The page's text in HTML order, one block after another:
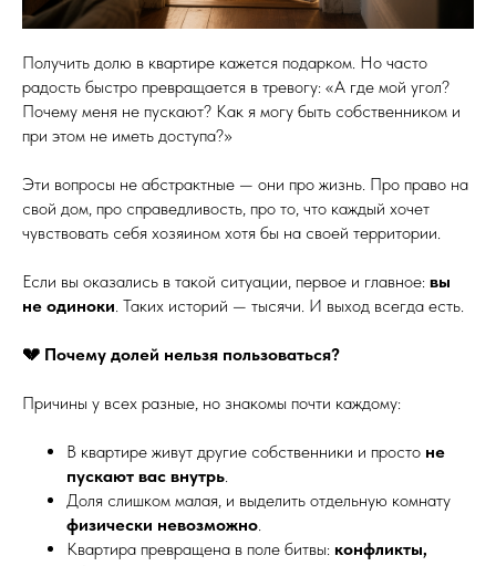
Получить долю в квартире кажется подарком. Но часто
радость быстро превращается в тревогу: «А где мой угол?
Почему меня не пускают? Как я могу быть собственником и
при этом не иметь доступа?»
Эти вопросы не абстрактные — они про жизнь. Про право на
свой дом, про справедливость, про то, что каждый хочет
чувствовать себя хозяином хотя бы на своей территории.
Если вы оказались в такой ситуации, первое и главное: вы
не одиноки. Таких историй — тысячи. И выход всегда есть.
💔 Почему долей нельзя пользоваться?
Причины у всех разные, но знакомы почти каждому:
В квартире живут другие собственники и просто не
пускают вас внутрь.
Доля слишком малая, и выделить отдельную комнату
физически невозможно.
Квартира превращена в поле битвы: конфликты,